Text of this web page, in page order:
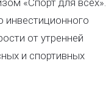
«Спорт для всех».
инвестиционного
от утренней
и спортивных